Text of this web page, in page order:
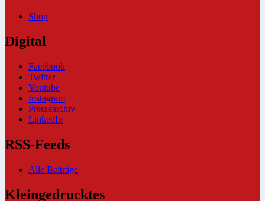
Shop
Digital
Facebook
Twitter
Youtube
Instagram
Pressearchiv
LinkedIn
RSS-Feeds
Alle Beiträge
Kleingedrucktes